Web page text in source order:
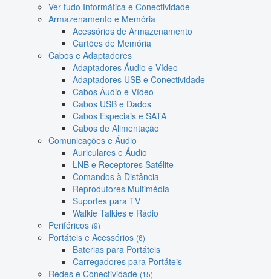
Ver tudo Informática e Conectividade
Armazenamento e Memória
Acessórios de Armazenamento
Cartões de Memória
Cabos e Adaptadores
Adaptadores Áudio e Vídeo
Adaptadores USB e Conectividade
Cabos Áudio e Vídeo
Cabos USB e Dados
Cabos Especiais e SATA
Cabos de Alimentação
Comunicações e Áudio
Auriculares e Áudio
LNB e Receptores Satélite
Comandos à Distância
Reprodutores Multimédia
Suportes para TV
Walkie Talkies e Rádio
Periféricos (9)
Portáteis e Acessórios (6)
Baterias para Portáteis
Carregadores para Portáteis
Redes e Conectividade (15)